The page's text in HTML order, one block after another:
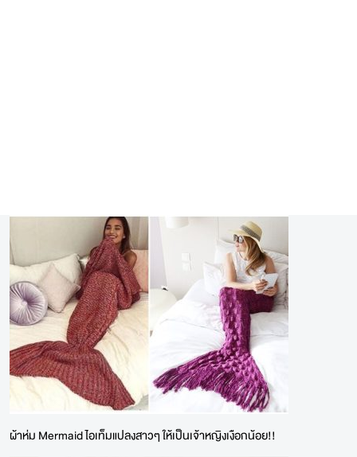
ผ้าห่ม Mermaid ไอเท็มแปลงสาวๆ ให้เป็นเจ้าหญิงเงือกน้อย!!